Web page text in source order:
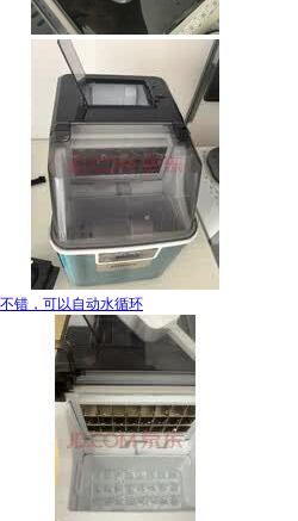
不错，可以自动水循环